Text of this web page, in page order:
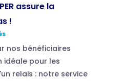
assure la
!
nos bénéficiaires
idéale pour les
relais : notre service